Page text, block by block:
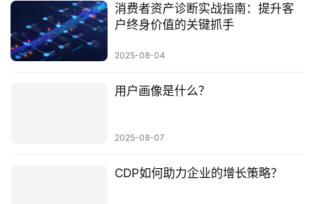
消费者资产诊断实战指南：提升客
户终身价值的关键抓手
2025-08-04
用户画像是什么？
2025-08-07
CDP如何助力企业的增长策略？